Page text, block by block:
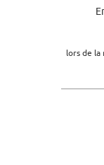
lors de la